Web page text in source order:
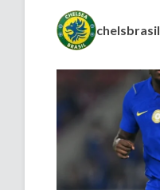
chelsbrasil